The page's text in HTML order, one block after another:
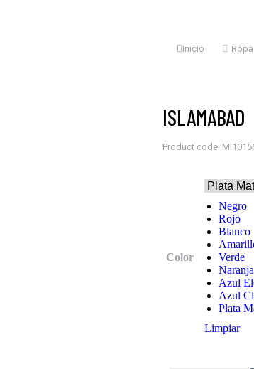
Estás aquí:
Inicio Ropa
ISLAMABAD
Product code:
Color
Negro
Rojo
Blanco
Verde
Naranja
Azul
Azul
Plata
Limpiar